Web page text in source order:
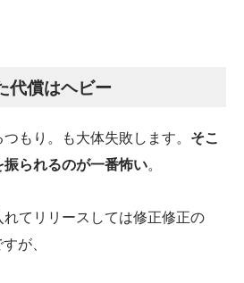
代償はヘビー
もり。も大体失敗します。 そこ
られるのが一番怖い。
てリリースしては修正修正の
が、